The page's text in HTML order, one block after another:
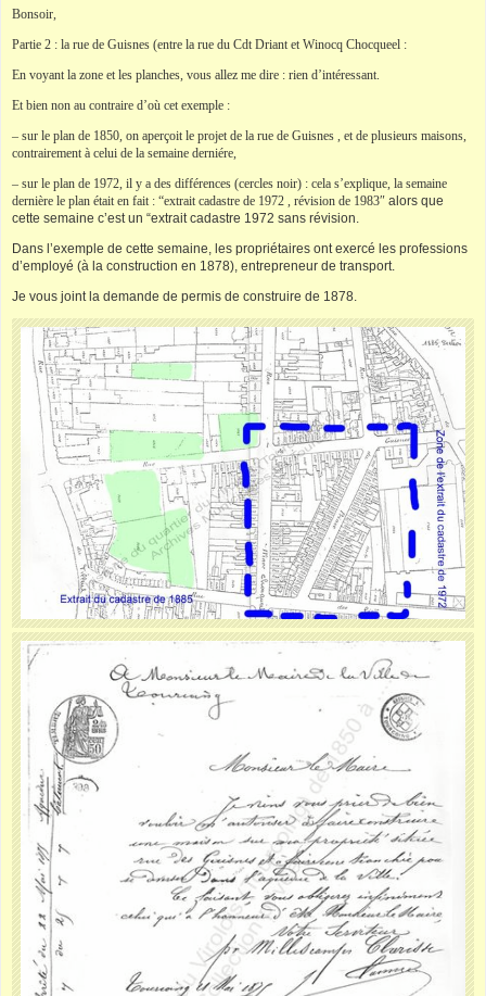
Bonsoir,
Partie 2 : la rue de Guisnes (entre la rue du Cdt Driant et Winocq Chocqueel :
En voyant la zone et les planches, vous allez me dire : rien d’intéressant.
Et bien non au contraire d’où cet exemple :
– sur le plan de 1850, on aperçoit le projet de la rue de Guisnes , et de plusieurs maisons,
contrairement à celui de la semaine derniére,
– sur le plan de 1972, il y a des différences (cercles noir) : cela s’explique, la semaine
dernière le plan était en fait : “extrait cadastre de 1972 , révision de 1983″ alors que
cette semaine c’est un “extrait cadastre 1972 sans révision.
Dans l’exemple de cette semaine, les propriétaires ont exercé les professions
d’employé (à la construction en 1878), entrepreneur de transport.
Je vous joint la demande de permis de construire de 1878.